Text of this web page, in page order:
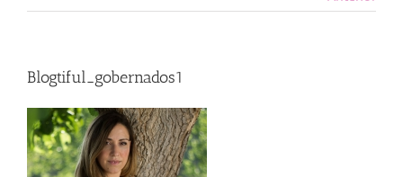
Blogtiful_gobernados1